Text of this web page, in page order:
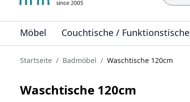
Möbel Couchtische / Funktionstische
Startseite Badmöbel Waschtische 120cm
Waschtische 120cm